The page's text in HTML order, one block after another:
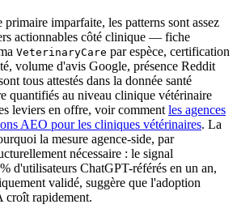
imparfaite, les patterns sont assez
actionnables côté clinique — fiche
VeterinaryCare par espèce, certification
volume d'avis Google, présence Reddit
tous attestés dans la donnée santé
quantifiés au niveau clinique vétérinaire
leviers en offre, voir comment les agences
AEO pour les cliniques vétérinaires. La
la mesure agence-side, par
nécessaire : le signal
d'utilisateurs ChatGPT-référés en un an,
validé, suggère que l'adoption
croît rapidement.